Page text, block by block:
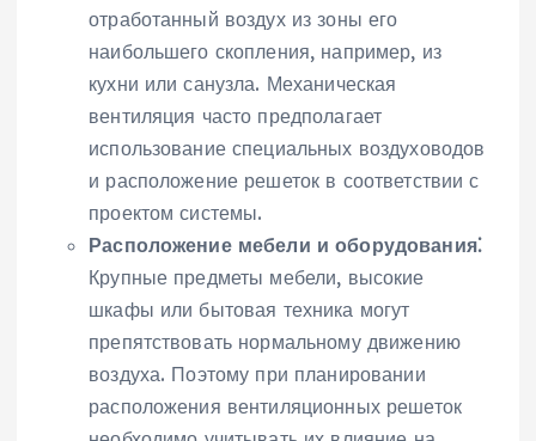
отработанный воздух из зоны его
наибольшего скопления‚ например‚ из
кухни или санузла. Механическая
вентиляция часто предполагает
использование специальных воздуховодов
и расположение решеток в соответствии с
проектом системы.
Расположение мебели и оборудования⁚
Крупные предметы мебели‚ высокие
шкафы или бытовая техника могут
препятствовать нормальному движению
воздуха. Поэтому при планировании
расположения вентиляционных решеток